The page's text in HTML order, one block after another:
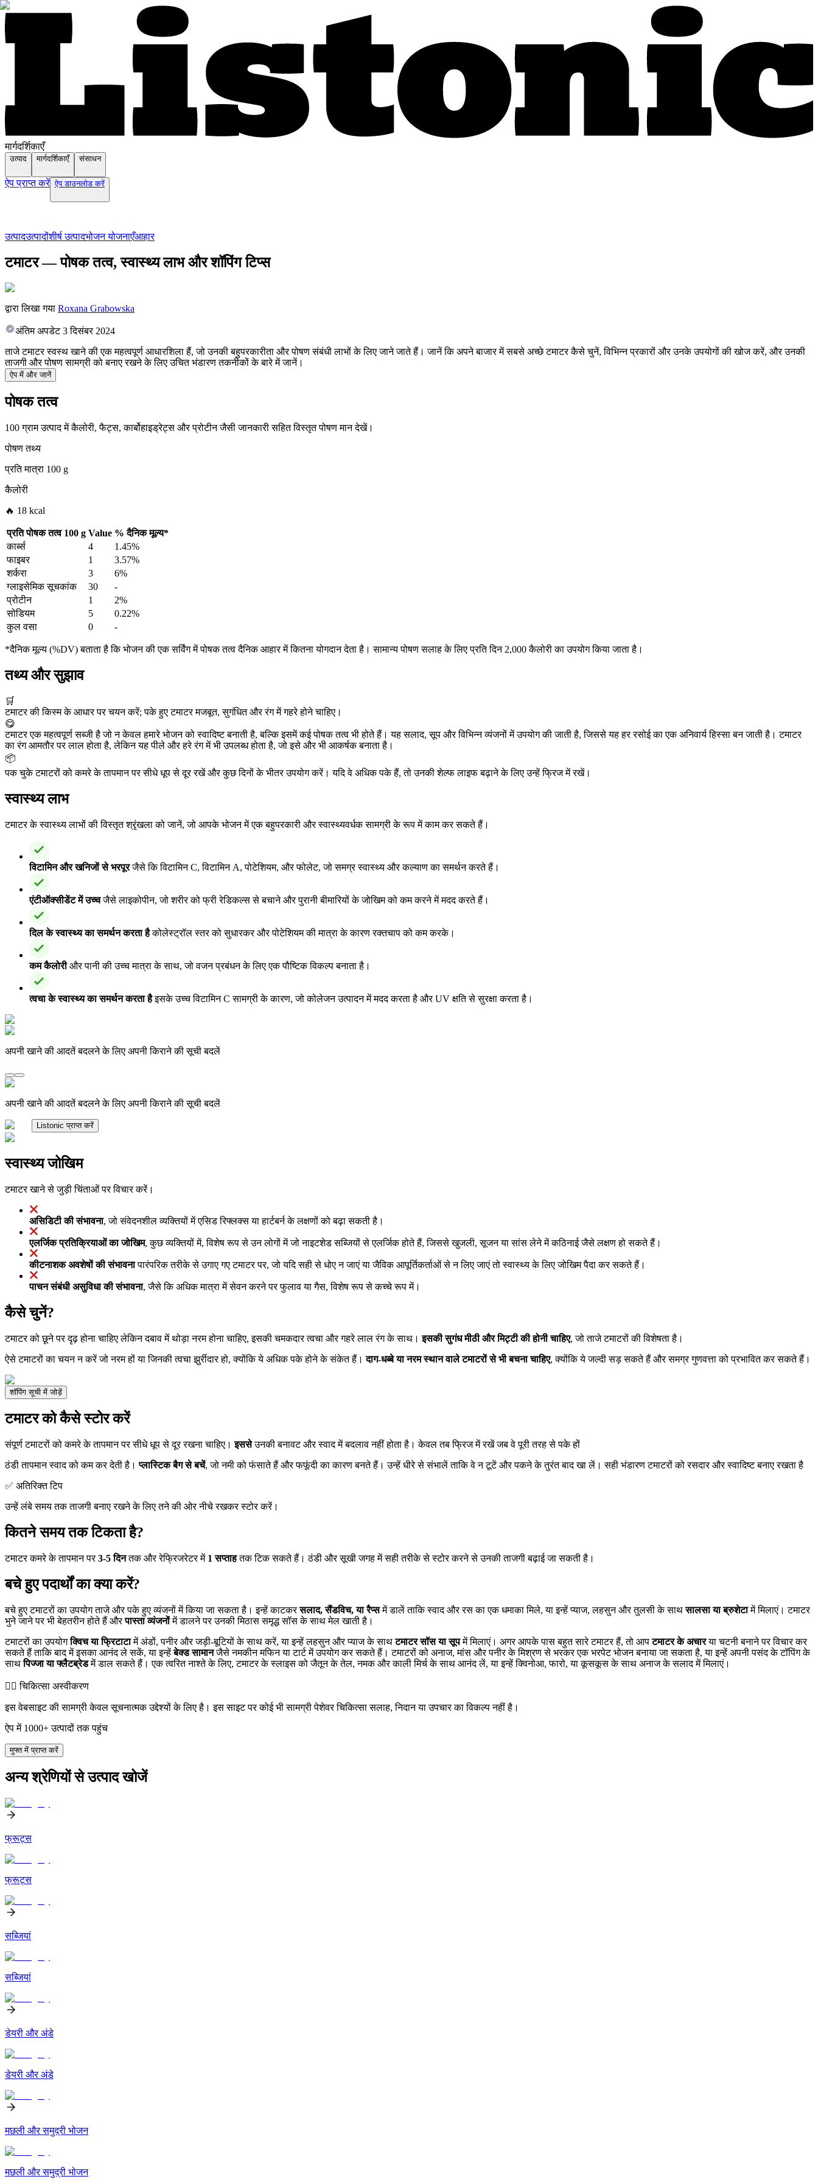
मार्गदर्शिकाएँ
उत्पाद मार्गदर्शिकाएँ संसाधन
ऐप प्राप्त करें ऐप डाउनलोड करें
उत्पादउत्पादोंशीर्ष उत्पादभोजन योजनाएँआहार
टमाटर — पोषक तत्व, स्वास्थ्य लाभ और शॉपिंग टिप्स
द्वारा लिखा गया Roxana Grabowska
अंतिम अपडेट 3 दिसंबर 2024
ताजे टमाटर स्वस्थ खाने की एक महत्वपूर्ण आधारशिला हैं, जो उनकी बहुपरकारीता और पोषण संबंधी लाभों के लिए जाने जाते हैं। जानें कि अपने बाजार में सबसे अच्छे टमाटर कैसे चुनें, विभिन्न प्रकारों और उनके उपयोगों की खोज करें, और उनकी
ताजगी और पोषण सामग्री को बनाए रखने के लिए उचित भंडारण तकनीकों के बारे में जानें।
ऐप में और जानें
पोषक तत्व
100 ग्राम उत्पाद में कैलोरी, फैट्स, कार्बोहाइड्रेट्स और प्रोटीन जैसी जानकारी सहित विस्तृत पोषण मान देखें।
पोषण तथ्य
प्रति मात्रा 100 g
कैलोरी
🔥 18 kcal
प्रति पोषक तत्व 100 g Value %दैनिक मूल्य*
कार्ब्स
4
1.45%
फाइबर
1
3.57%
शर्करा
3
6%
ग्लाइसेमिक सूचकांक
30
-
प्रोटीन
1
2%
सोडियम
5
0.22%
कुल वसा
0 -
*दैनिक मूल्य (%DV) बताता है कि भोजन की एक सर्विंग में पोषक तत्व दैनिक आहार में कितना योगदान देता है। सामान्य पोषण सलाह के लिए प्रति दिन 2,000 कैलोरी का उपयोग किया जाता है।
तथ्य और सुझाव
🛒
टमाटर की किस्म के आधार पर चयन करें; पके हुए टमाटर मजबूत, सुगंधित और रंग में गहरे होने चाहिए।
😋
टमाटर एक महत्वपूर्ण सब्जी है जो न केवल हमारे भोजन को स्वादिष्ट बनाती है, बल्कि इसमें कई पोषक तत्व भी होते हैं। यह सलाद, सूप और विभिन्न व्यंजनों में उपयोग की जाती है, जिससे यह हर रसोई का एक अनिवार्य हिस्सा बन जाती है। टमाटर
का रंग आमतौर पर लाल होता है, लेकिन यह पीले और हरे रंग में भी उपलब्ध होता है, जो इसे और भी आकर्षक बनाता है।
📦
पक चुके टमाटरों को कमरे के तापमान पर सीधे धूप से दूर रखें और कुछ दिनों के भीतर उपयोग करें। यदि वे अधिक पके हैं, तो उनकी शेल्फ लाइफ बढ़ाने के लिए उन्हें फ्रिज में रखें।
स्वास्थ्य लाभ
टमाटर के स्वास्थ्य लाभों की विस्तृत श्रृंखला को जानें, जो आपके भोजन में एक बहुपरकारी और स्वास्थ्यवर्धक सामग्री के रूप में काम कर सकते हैं।
विटामिन और खनिजों से भरपूरजैसे कि विटामिन C, विटामिन A, पोटेशियम, और फोलेट, जो समग्र स्वास्थ्य और कल्याण का समर्थन करते हैं।
एंटीऑक्सीडेंट में उच्चजैसे लाइकोपीन, जो शरीर को फ्री रेडिकल्स से बचाने और पुरानी बीमारियों के जोखिम को कम करने में मदद करते हैं।
दिल के स्वास्थ्य का समर्थन करता हैकोलेस्ट्रॉल स्तर को सुधारकर और पोटेशियम की मात्रा के कारण रक्तचाप को कम करके।
कम कैलोरीऔर पानी की उच्च मात्रा के साथ, जो वजन प्रबंधन के लिए एक पौष्टिक विकल्प बनाता है।
त्वचा के स्वास्थ्य का समर्थन करता हैइसके उच्च विटामिन C सामग्री के कारण, जो कोलेजन उत्पादन में मदद करता है और UV क्षति से सुरक्षा करता है।
अपनी खाने की आदतें बदलने के लिए अपनी किराने की सूची बदलें
अपनी खाने की आदतें बदलने के लिए अपनी किराने की सूची बदलें
Listonic प्राप्त करें
स्वास्थ्य जोखिम
टमाटर खाने से जुड़ी चिंताओं पर विचार करें।
असिडिटी की संभावना, जो संवेदनशील व्यक्तियों में एसिड रिफ्लक्स या हार्टबर्न के लक्षणों को बढ़ा सकती है।
एलर्जिक प्रतिक्रियाओं का जोखिम, कुछ व्यक्तियों में, विशेष रूप से उन लोगों में जो नाइटशेड सब्जियों से एलर्जिक होते हैं, जिससे खुजली, सूजन या सांस लेने में कठिनाई जैसे लक्षण हो सकते हैं।
कीटनाशक अवशेषों की संभावनापारंपरिक तरीके से उगाए गए टमाटर पर, जो यदि सही से धोए न जाएं या जैविक आपूर्तिकर्ताओं से न लिए जाएं तो स्वास्थ्य के लिए जोखिम पैदा कर सकते हैं।
पाचन संबंधी असुविधा की संभावना, जैसे कि अधिक मात्रा में सेवन करने पर फुलाव या गैस, विशेष रूप से कच्चे रूप में।
कैसे चुनें?
टमाटर को छूने पर दृढ़ होना चाहिए लेकिन दबाव में थोड़ा नरम होना चाहिए, इसकी चमकदार त्वचा और गहरे लाल रंग के साथ।इसकी सुगंध मीठी और मिट्टी की होनी चाहिए, जो ताजे टमाटरों की विशेषता है।
ऐसे टमाटरों का चयन न करें जो नरम हों या जिनकी त्वचा झुर्रीदार हो, क्योंकि ये अधिक पके होने के संकेत हैं।दाग-धब्बे या नरम स्थान वाले टमाटरों से भी बचना चाहिए, क्योंकि ये जल्दी सड़ सकते हैं और समग्र गुणवत्ता को प्रभावित कर सकते हैं।
शॉपिंग सूची में जोड़ें
टमाटर को कैसे स्टोर करें
संपूर्ण टमाटरों को कमरे के तापमान पर सीधे धूप से दूर रखना चाहिए।इससेउनकी बनावट और स्वाद में बदलाव नहीं होता है। केवल तब फ्रिज में रखें जब वे पूरी तरह से पके हों
ठंडी तापमान स्वाद को कम कर देती है।प्लास्टिक बैग से बचें, जो नमी को फंसाते हैं और फफूंदी का कारण बनते हैं। उन्हें धीरे से संभालें ताकि वे न टूटें और पकने के तुरंत बाद खा लें। सही भंडारण टमाटरों को रसदार और स्वादिष्ट बनाए रखता है
✅ अतिरिक्त टिप
उन्हें लंबे समय तक ताजगी बनाए रखने के लिए तने की ओर नीचे रखकर स्टोर करें।
कितने समय तक टिकता है?
टमाटर कमरे के तापमान पर3-5 दिनतक और रेफ्रिजरेटर में 1 सप्ताहतक टिक सकते हैं। ठंडी और सूखी जगह में सही तरीके से स्टोर करने से उनकी ताजगी बढ़ाई जा सकती है।
बचे हुए पदार्थों का क्या करें?
बचे हुए टमाटरों का उपयोग ताजे और पके हुए व्यंजनों में किया जा सकता है। इन्हें काटकरसलाद, सैंडविच, या रैप्समें डालें ताकि स्वाद और रस का एक धमाका मिले, या इन्हें प्याज, लहसुन और तुलसी के साथसालसा या ब्रुशेटामें मिलाएं। टमाटर
भुने जाने पर भी बेहतरीन होते हैं औरपास्ता व्यंजनोंमें डालने पर उनकी मिठास समृद्ध सॉस के साथ मेल खाती है।
टमाटरों का उपयोगक्विच या फ्रिटाटामें अंडों, पनीर और जड़ी-बूटियों के साथ करें, या इन्हें लहसुन और प्याज के साथटमाटर सॉस या सूपमें मिलाएं। अगर आपके पास बहुत सारे टमाटर हैं, तो आपटमाटर के अचारया चटनी बनाने पर विचार कर
सकते हैं ताकि बाद में इसका आनंद ले सकें, या इन्हेंबेक्ड सामानजैसे नमकीन मफिन या टार्ट में उपयोग कर सकते हैं। टमाटरों को अनाज, मांस और पनीर के मिश्रण से भरकर एक भरपेट भोजन बनाया जा सकता है, या इन्हें अपनी पसंद के टॉपिंग के
साथपिज्जा या फ्लैटब्रेडमें डाल सकते हैं। एक त्वरित नाश्ते के लिए, टमाटर के स्लाइस को जैतून के तेल, नमक और काली मिर्च के साथ आनंद लें, या इन्हें क्विनोआ, फारो, या कूसकूस के साथ अनाज के सलाद में मिलाएं।
👨‍⚕️️ चिकित्सा अस्वीकरण
इस वेबसाइट की सामग्री केवल सूचनात्मक उद्देश्यों के लिए है। इस साइट पर कोई भी सामग्री पेशेवर चिकित्सा सलाह, निदान या उपचार का विकल्प नहीं है।
ऐप में 1000+ उत्पादों तक पहुंच
मुफ्त में प्राप्त करें
अन्य श्रेणियों से उत्पाद खोजें
फ्रूट्स
फ्रूट्स
सब्जियां
सब्जियां
डेयरी और अंडे
डेयरी और अंडे
मछली और समुद्री भोजन
मछली और समुद्री भोजन